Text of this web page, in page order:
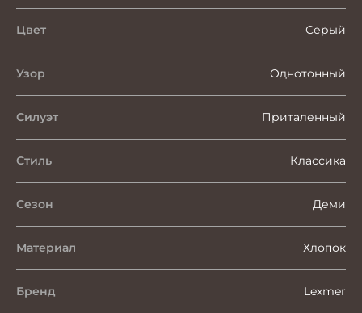
Цвет Серый
Узор Однотонный
Силуэт Приталенный
Стиль Классика
Сезон Деми
Материал Хлопок
Бренд Lexmer